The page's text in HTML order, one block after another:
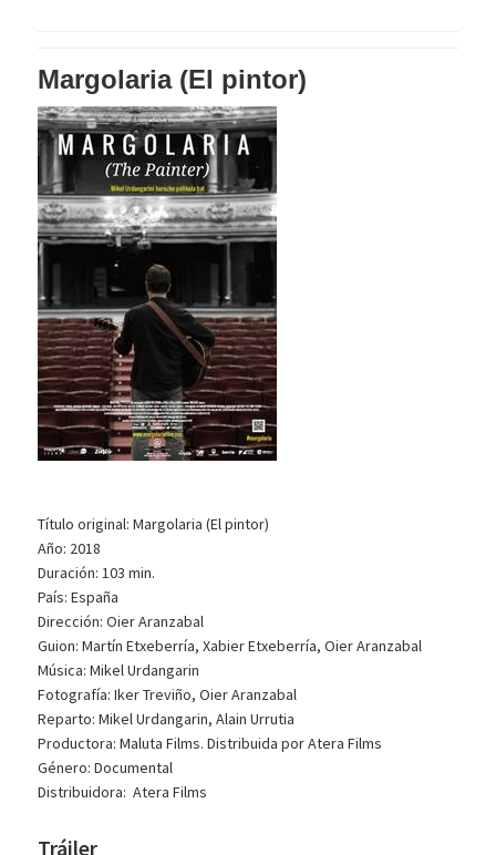
Margolaria (El pintor)
Título original: Margolaria (El pintor)
Año: 2018
Duración: 103 min.
País: España
Dirección: Oier Aranzabal
Guion: Martín Etxeberría, Xabier Etxeberría, Oier Aranzabal
Música: Mikel Urdangarin
Fotografía: Iker Treviño, Oier Aranzabal
Reparto: Mikel Urdangarin, Alain Urrutia
Productora: Maluta Films. Distribuida por Atera Films
Género: Documental
Distribuidora: Atera Films
Tráiler